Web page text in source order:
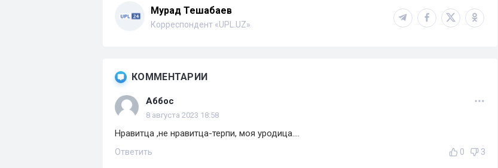
Мурад Тешабаев
Корреспондент «UPL.UZ»
КОММЕНТАРИИ
Аббос
8 августа 2023 18:58
Нравитца ,не нравитца-терпи, моя уродица....
Ответить 0 3